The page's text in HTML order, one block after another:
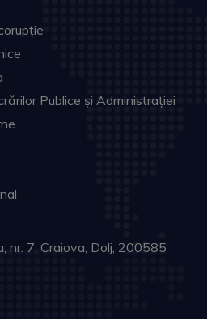
Publice și Administrației
nr. 7, Craiova, Dolj, 200585